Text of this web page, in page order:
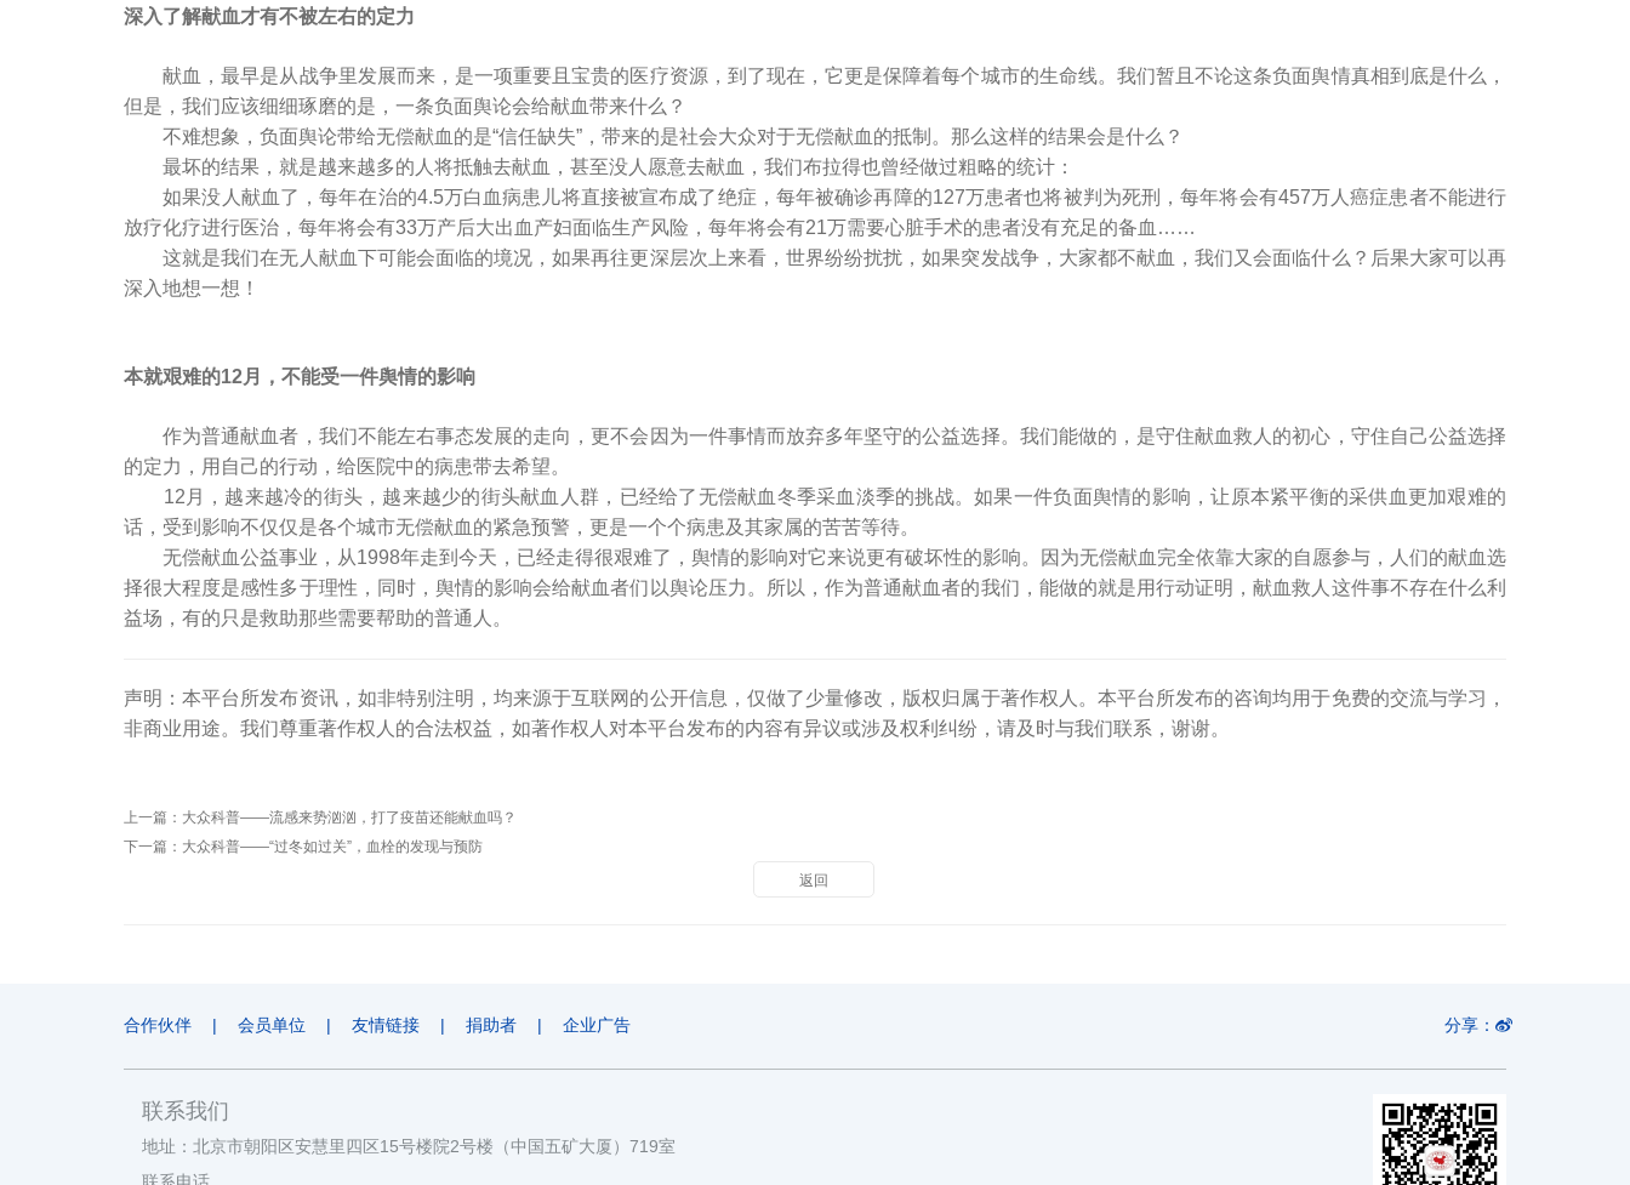
深入了解献血才有不被左右的定力
献血，最早是从战争里发展而来，是一项重要且宝贵的医疗资源，到了现在，它更是保障着每个城市的生命线。我们暂且不论这条负面舆情真相到底是什么，
但是，我们应该细细琢磨的是，一条负面舆论会给献血带来什么？
不难想象，负面舆论带给无偿献血的是“信任缺失”，带来的是社会大众对于无偿献血的抵制。那么这样的结果会是什么？
最坏的结果，就是越来越多的人将抵触去献血，甚至没人愿意去献血，我们布拉得也曾经做过粗略的统计：
如果没人献血了，每年在治的4.5万白血病患儿将直接被宣布成了绝症，每年被确诊再障的127万患者也将被判为死刑，每年将会有457万人癌症患者不能进行
放疗化疗进行医治，每年将会有33万产后大出血产妇面临生产风险，每年将会有21万需要心脏手术的患者没有充足的备血……
这就是我们在无人献血下可能会面临的境况，如果再往更深层次上来看，世界纷纷扰扰，如果突发战争，大家都不献血，我们又会面临什么？后果大家可以再
深入地想一想！
本就艰难的12月，不能受一件舆情的影响
作为普通献血者，我们不能左右事态发展的走向，更不会因为一件事情而放弃多年坚守的公益选择。我们能做的，是守住献血救人的初心，守住自己公益选择
的定力，用自己的行动，给医院中的病患带去希望。
12月，越来越冷的街头，越来越少的街头献血人群，已经给了无偿献血冬季采血淡季的挑战。如果一件负面舆情的影响，让原本紧平衡的采供血更加艰难的
话，受到影响不仅仅是各个城市无偿献血的紧急预警，更是一个个病患及其家属的苦苦等待。
无偿献血公益事业，从1998年走到今天，已经走得很艰难了，舆情的影响对它来说更有破坏性的影响。因为无偿献血完全依靠大家的自愿参与，人们的献血选
择很大程度是感性多于理性，同时，舆情的影响会给献血者们以舆论压力。所以，作为普通献血者的我们，能做的就是用行动证明，献血救人这件事不存在什么利
益场，有的只是救助那些需要帮助的普通人。
声明：本平台所发布资讯，如非特别注明，均来源于互联网的公开信息，仅做了少量修改，版权归属于著作权人。本平台所发布的咨询均用于免费的交流与学习，
非商业用途。我们尊重著作权人的合法权益，如著作权人对本平台发布的内容有异议或涉及权利纠纷，请及时与我们联系，谢谢。
上一篇： 大众科普——流感来势汹汹，打了疫苗还能献血吗？
下一篇： 大众科普——“过冬如过关”，血栓的发现与预防
返回
合作伙伴 | 会员单位 | 友情链接 | 捐助者 | 企业广告 分享：
联系我们
地址：北京市朝阳区安慧里四区15号楼院2号楼（中国五矿大厦）719室